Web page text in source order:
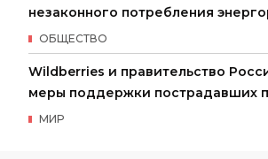
незаконного потребления
ОБЩЕСТВО
Wildberries и правительство
меры поддержки пострадавших
МИР